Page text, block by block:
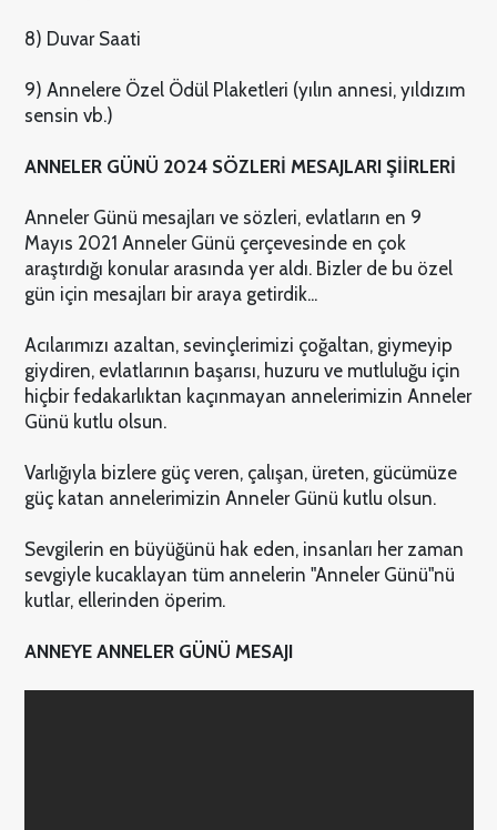
8) Duvar Saati
9) Annelere Özel Ödül Plaketleri (yılın annesi, yıldızım
sensin vb.)
ANNELER GÜNÜ 2024SÖZLERİ MESAJLARI ŞİİRLERİ
Anneler Günü mesajları ve sözleri, evlatların en 9
Mayıs 2021 Anneler Günü çerçevesinde en çok
araştırdığı konular arasında yer aldı. Bizler de bu özel
gün için mesajları bir araya getirdik...
Acılarımızı azaltan, sevinçlerimizi çoğaltan, giymeyip
giydiren, evlatlarının başarısı, huzuru ve mutluluğu için
hiçbir fedakarlıktan kaçınmayan annelerimizin Anneler
Günü kutlu olsun.
Varlığıyla bizlere güç veren, çalışan, üreten, gücümüze
güç katan annelerimizin Anneler Günü kutlu olsun.
Sevgilerin en büyüğünü hak eden, insanları her zaman
sevgiyle kucaklayan tüm annelerin "Anneler Günü"nü
kutlar, ellerinden öperim.
ANNEYE ANNELER GÜNÜ MESAJI